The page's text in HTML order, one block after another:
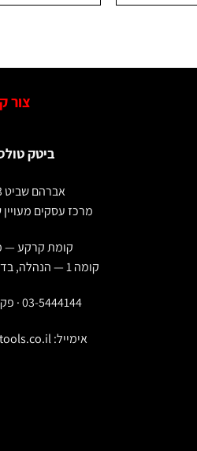
צור
ביטק
אברהם שביט 3, כניסה 39
מרכז עסקים מעויין
קומת קרקע —
קומה 1 — הנהלה, בדיקת איכות ומחשוב
03-5444144 · פקס 03-5444014
אימייל: